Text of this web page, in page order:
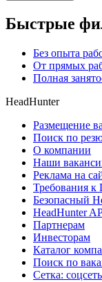
Быстрые
Без опыта
От прямых
Полная
HeadHunter
Размещение
Поиск по
О компании
Наши
Реклама на
Требования
Безопасный
HeadHunter
Партнерам
Инвесторам
Каталог
Поиск по
Сетка: